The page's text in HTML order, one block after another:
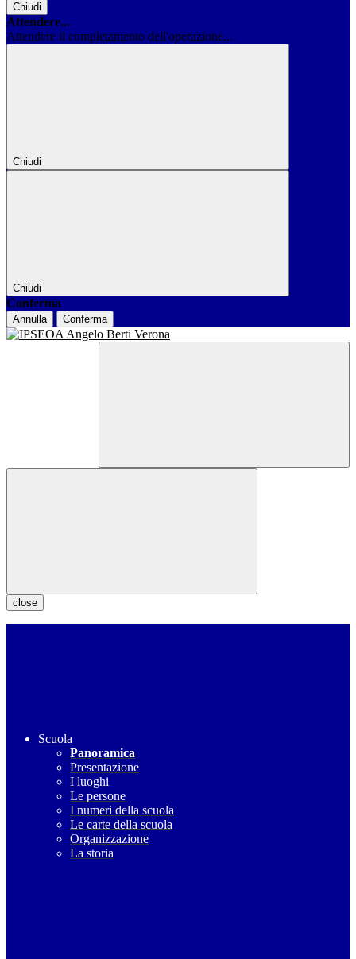
Chiudi
Attendere...
Attendere il completamento dell'operazione...
Chiudi
Chiudi
Conferma
Annulla Conferma
close
Scuola
Panoramica
Presentazione
I luoghi
Le persone
I numeri della scuola
Le carte della scuola
Organizzazione
La storia